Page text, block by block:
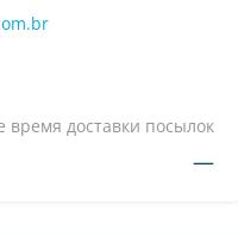
время доставки посылок
—